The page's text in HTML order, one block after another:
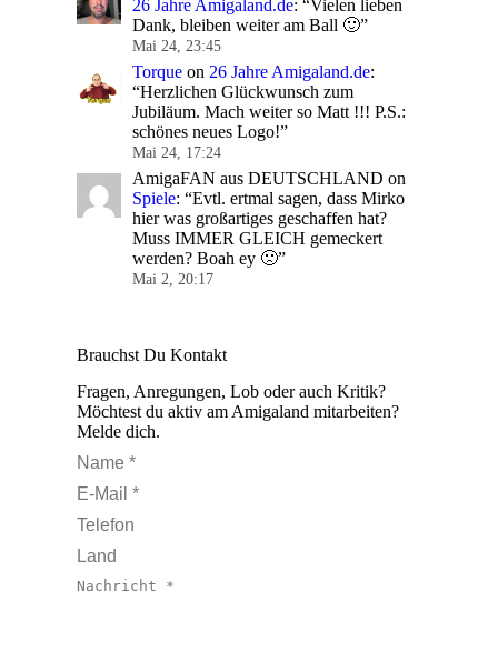
26 Jahre Amigaland.de: “Vielen lieben
Dank, bleiben weiter am Ball 🙂”
Mai 24, 23:45
Torque on 26 Jahre Amigaland.de:
“Herzlichen Glückwunsch zum
Jubiläum. Mach weiter so Matt !!! P.S.:
schönes neues Logo!”
Mai 24, 17:24
AmigaFAN aus DEUTSCHLAND on
Spiele: “Evtl. ertmal sagen, dass Mirko
hier was großartiges geschaffen hat?
Muss IMMER GLEICH gemeckert
werden? Boah ey 🙁”
Mai 2, 20:17
Brauchst Du Kontakt
Fragen, Anregungen, Lob oder auch Kritik?
Möchtest du aktiv am Amigaland mitarbeiten?
Melde dich.
Name *
E-Mail *
Telefon
Land
Nachricht *